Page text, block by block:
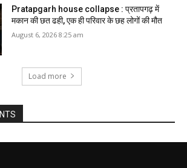
Pratapgarh house collapse : प्रतापगढ़ में
मकान की छत ढही, एक ही परिवार के छह लोगों की मौत
August 6, 2026 8:25 am
Load more